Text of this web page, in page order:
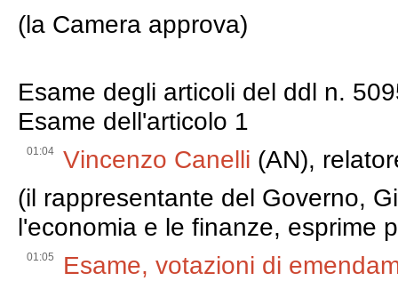
(la Camera approva)
Esame degli articoli del ddl n.
Esame dell'articolo 1
01:04 Vincenzo Canelli (AN),
(il rappresentante del Governo,
l'economia e le finanze, esprime
01:05
Esame, votazioni di